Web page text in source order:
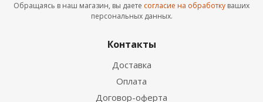
Обращаясь в наш магазин, вы даете согласие на обработку ваших
персональных данных.
Контакты
Доставка
Оплата
Договор-оферта